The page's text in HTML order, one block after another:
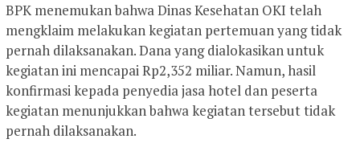
BPK menemukan bahwa Dinas Kesehatan OKI telah
mengklaim melakukan kegiatan pertemuan yang tidak
pernah dilaksanakan. Dana yang dialokasikan untuk
kegiatan ini mencapai Rp2,352 miliar. Namun, hasil
konfirmasi kepada penyedia jasa hotel dan peserta
kegiatan menunjukkan bahwa kegiatan tersebut tidak
pernah dilaksanakan.